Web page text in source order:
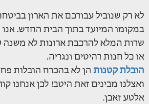
לא רק שנוביל עבורכם את הארון
במקומו המיועד בתוך הבית החדש.
או כל חנות רהיטים ונגריה.
הובלת קטנות הן לא בהכרח הובלות
ואצלנו מבינים זאת היטב! לכן אנחנו
אלטע זאכן.